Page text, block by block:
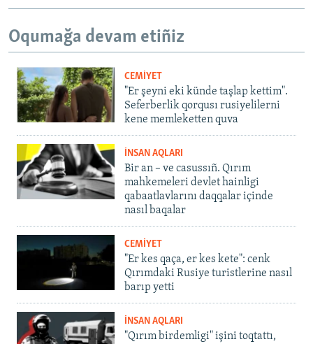
Oqumağa devam etiñiz
CEMİYET
"Er şeyni eki künde taşlap kettim".
Seferberlik qorqusı rusiyelilerni
kene memleketten quva
İNSAN AQLARI
Bir an – ve casussıñ. Qırım
mahkemeleri devlet hainligi
qabaatlavlarını daqqalar içinde
nasıl baqalar
CEMİYET
"Er kes qaça, er kes kete": cenk
Qırımdaki Rusiye turistlerine nasıl
barıp yetti
İNSAN AQLARI
"Qırım birdemligi" işini toqtattı,